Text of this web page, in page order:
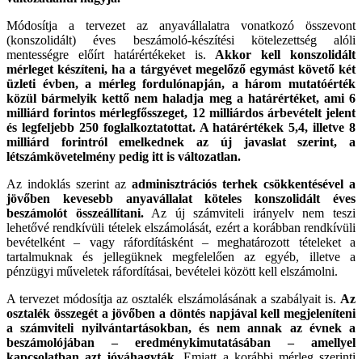
Módosítja a tervezet az anyavállalatra vonatkozó összevont
(konszolidált) éves beszámoló-készítési kötelezettség alóli
mentességre előírt határértékeket is.Akkor kell konszolidált
mérleget készíteni, ha a tárgyévet megelőző egymást követő két
üzleti évben, a mérleg fordulónapján, a három mutatóérték
közül bármelyik kettő nem haladja meg a határértéket, ami 6
milliárd forintos mérlegfősszeget, 12 milliárdos árbevételt jelent
és legfeljebb 250 foglalkoztatottat. A határértékek 5,4, illetve 8
milliárd forintról emelkednek az új javaslat szerint, a
létszámkövetelmény pedig itt is változatlan.
Az indoklás szerint az adminisztrációs terhek csökkentésével a
jövőben kevesebb anyavállalat köteles konszolidált éves
beszámolót összeállítani.Az új számviteli irányelv nem teszi
lehetővé rendkívüli tételek elszámolását, ezért a korábban rendkívüli
bevételként – vagy ráfordításként – meghatározott tételeket a
tartalmuknak és jellegüknek megfelelően az egyéb, illetve a
pénzügyi műveletek ráfordításai, bevételei között kell elszámolni.
A tervezet módosítja az osztalék elszámolásának a szabályait is. Az
osztalék összegét a jövőben a döntés napjával kell megjeleníteni
a számviteli nyilvántartásokban, és nem annak az évnek a
beszámolójában – eredménykimutatásában – amellyel